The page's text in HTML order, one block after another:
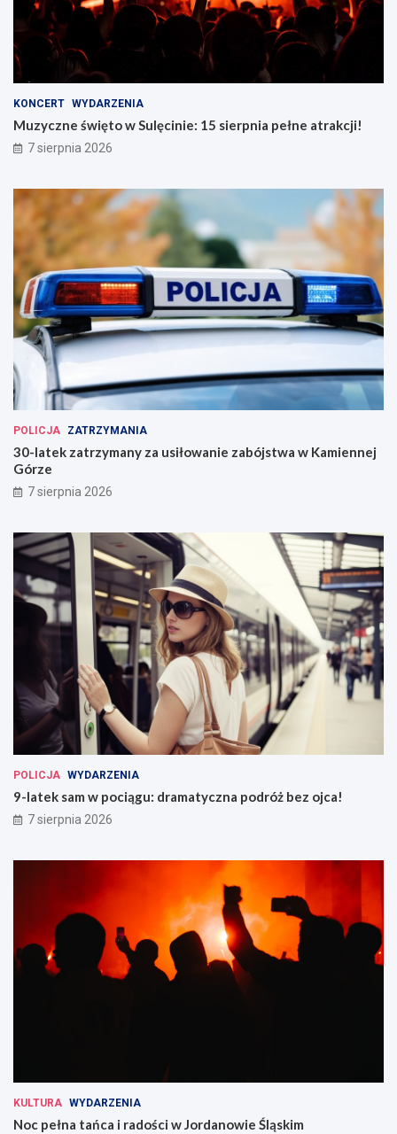
KONCERT WYDARZENIA
Muzyczne święto w Sulęcinie: 15 sierpnia pełne atrakcji!
7 sierpnia 2026
POLICJA ZATRZYMANIA
30-latek zatrzymany za usiłowanie zabójstwa w Kamiennej
Górze
7 sierpnia 2026
POLICJA WYDARZENIA
9-latek sam w pociągu: dramatyczna podróż bez ojca!
7 sierpnia 2026
KULTURA WYDARZENIA
Noc pełna tańca i radości w Jordanowie Śląskim